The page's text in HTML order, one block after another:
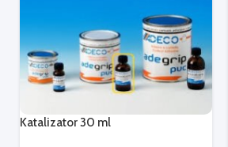
Katalizator 30 ml